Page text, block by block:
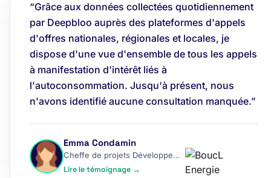
“Grâce aux données collectées quotidiennement
par Deepbloo auprès des plateformes d'appels
d'offres nationales, régionales et locales, je
dispose d'une vue d'ensemble de tous les appels
à manifestation d'intérêt liés à
l'autoconsommation. Jusqu'à présent, nous
n'avons identifié aucune consultation manquée.”
Emma Condamin
Cheffe de projets Développement
Lire le témoignage →